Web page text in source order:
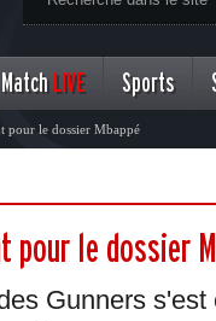
Match LIVE Sports
pour le dossier Mbappé
le dossier
Gunners